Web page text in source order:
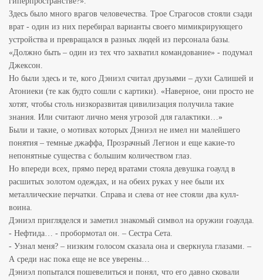
Здесь было много врагов человечества. Трое Страгосов стояли сзади
врат - один из них перебирал варианты своего мимикрирующего
устройства и превращался в разных людей из персонала базы.
«Должно быть – один из тех что захватил командование» - подумал
Джексон.
Но были здесь и те, кого Дэниэл считал друзьями – духи Салишей и
Атониеки (те как будто сошли с картики). «Наверное, они просто не
хотят, чтобы столь низкоразвитая цивилизация получила такие
знания. Или считают лично меня угрозой для галактики…»
Были и такие, о мотивах которых Дэниэл не имел ни малейшего
понятия – темные джаффа, Прозрачный Легион и еще какие-то
непонятные существа с большим количеством глаз.
Но впереди всех, прямо перед вратами стояла девушка гоаулд в
расшитых золотом одеждах, и на обеих руках у нее были их
металлические перчатки. Справа и слева от нее стояли два кулл-
воина.
Дэниэл пригляделся и заметил знакомый символ на оружии гоаулда.
- Нефтида… - пробормотал он. – Сестра Сета.
- Узнал меня? – низким голосом сказала она и сверкнула глазами. –
А среди нас пока еще не все уверены…
Дэниэл попытался пошевелиться и понял, что его давно сковали